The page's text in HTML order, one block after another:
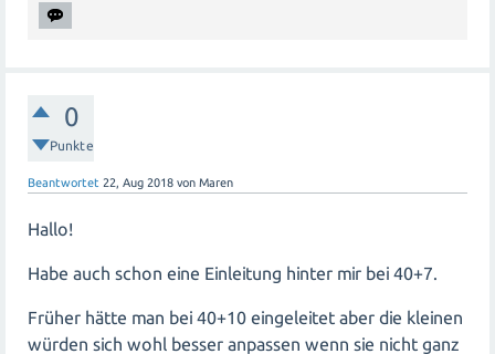
0
Punkte
Beantwortet 22, Aug 2018 von Maren
Hallo!
Habe auch schon eine Einleitung hinter mir bei 40+7.
Früher hätte man bei 40+10 eingeleitet aber die kleinen
würden sich wohl besser anpassen wenn sie nicht ganz